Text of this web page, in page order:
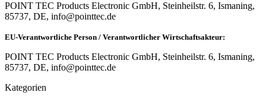
POINT TEC Products Electronic GmbH, Steinheilstr. 6, Ismaning,
85737, DE, info@pointtec.de
EU-Verantwortliche Person / Verantwortlicher Wirtschaftsakteur:
POINT TEC Products Electronic GmbH, Steinheilstr. 6, Ismaning,
85737, DE, info@pointtec.de
Kategorien